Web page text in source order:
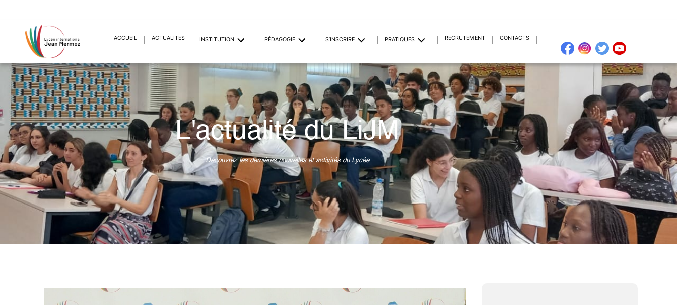
ACCUEIL ACTUALITÉS INSTITUTION PÉDAGOGIE S’INSCRIRE PRATIQUES RECRUTEMENT CONTACTS
L'actualité du LiJM
Découvrez les dernières nouvelles et activités du Lycée